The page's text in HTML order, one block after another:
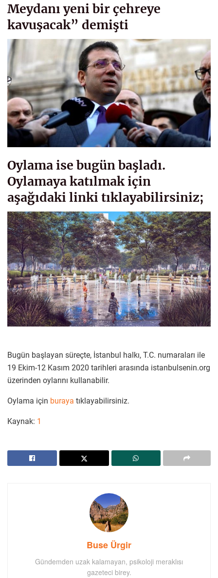
Meydanı yeni bir çehreye
kavuşacak” demişti
Oylama ise bugün başladı.
Oylamaya katılmak için
aşağıdaki linki tıklayabilirsiniz;
Bugün başlayan süreçte, İstanbul halkı, T.C. numaraları ile
19 Ekim-12 Kasım 2020 tarihleri arasında istanbulsenin.org
üzerinden oylarını kullanabilir.
Oylama için buraya tıklayabilirsiniz.
Kaynak: 1
Buse Ürgir
Gündemden uzak kalamayan, psikoloji meraklısı
gazeteci birey.